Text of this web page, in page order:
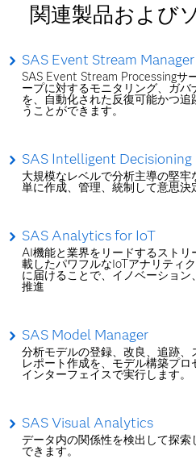
関連製品および
SAS Event Stream Manager
SAS Event Stream Processingサ
ープに対するモニタリング、ガ
を、自動化された反復可能かつ
うことができます。
SAS Intelligent Decisioning
大規模なレベルで分析主導の堅牢
単に作成、管理、統制して意思決
SAS Analytics for IoT
AI機能と業界をリードするストリ
載したパワフルなIoTアナリティ
に届けることで、イノベーション
推進
SAS Model Manager
分析モデルの登録、改良、追跡、
レポート作成を、モデル構築プ
インターフェイスで実行します。
SAS Visual Analytics
データ内の関係性を検出して探索
できます。